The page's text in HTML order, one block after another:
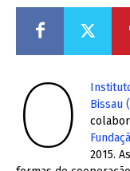
O
Bissau
2015.